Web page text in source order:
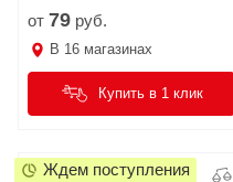
от 79 руб.
В 16 магазинах
Купить в 1 клик
Ждем поступления